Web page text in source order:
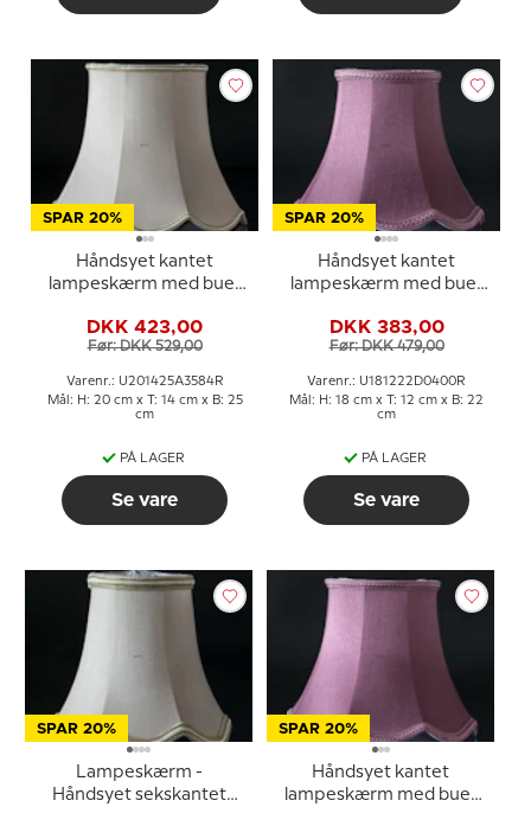
SPAR 20%
Håndsyet kantet
lampeskærm med buer
betrukket med off white
silke
DKK 423,00
Før: DKK 529,00
Varenr.: U201425A3584R
Mål: H: 20 cm x T: 14 cm x B: 25
cm
PÅ LAGER
Se vare
SPAR 20%
Håndsyet kantet
lampeskærm med buer
rosa silke stof
DKK 383,00
Før: DKK 479,00
Varenr.: U181222D0400R
Mål: H: 18 cm x T: 12 cm x B: 22
cm
PÅ LAGER
Se vare
SPAR 20%
Lampeskærm -
Håndsyet sekskantet
SPAR 20%
Håndsyet kantet
lampeskærm med buer